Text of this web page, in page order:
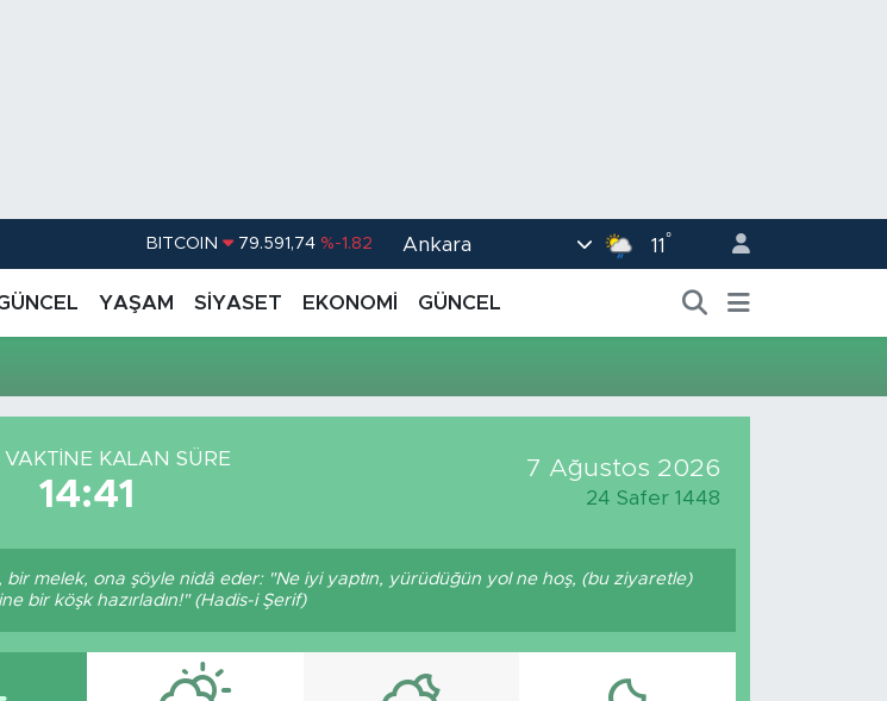
BITCOIN 79.591,74 %-1.82
G.ALTIN 6862,09000 %0.19
BİST100
Ankara 11 °
YAŞAM SİYASET EKONOMİ GÜNCEL
VAKTİNE KALAN SÜRE
14:41
7 Ağustos 2026
24 Safer 1448
melek, ona şöyle nidâ eder: "Ne iyi yaptın, yürüdüğün yol ne hoş, (bu ziyaretle)
bir köşk hazırladın!" (Hadis-i Şerif)